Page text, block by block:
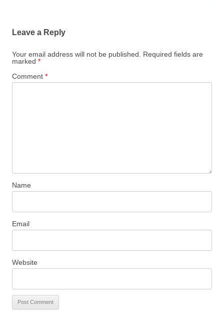
Leave a Reply
Your email address will not be published.
Required fields are
marked *
Comment *
Name
Email
Website